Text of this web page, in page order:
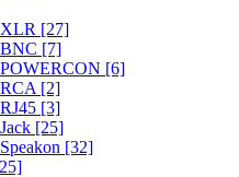
[27]
[7]
[6]
[2]
[3]
[25]
[32]